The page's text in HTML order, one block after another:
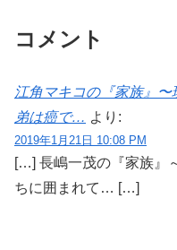
コメント
江角マキコの『家族』
弟は癌で… より:
2019年1月21日 10:08 PM
[…] 長嶋一茂の『家族』
ちに囲まれて… […]